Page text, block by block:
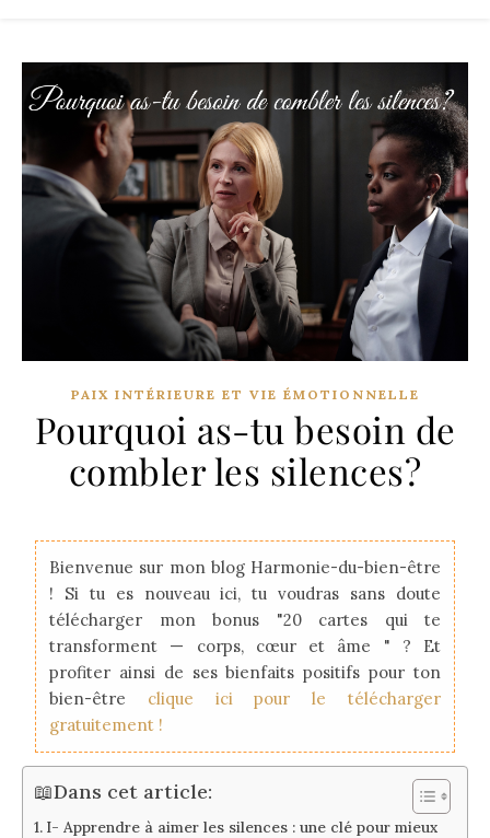
PAIX INTÉRIEURE ET VIE ÉMOTIONNELLE
Pourquoi as-tu besoin de
combler les silences?
Bienvenue sur mon blog Harmonie-du-bien-être
! Si tu es nouveau ici, tu voudras sans doute
télécharger mon bonus "20 cartes qui te
transforment — corps, cœur et âme " ? Et
profiter ainsi de ses bienfaits positifs pour ton
bien-être
clique ici pour le télécharger
gratuitement !
📖Dans cet article:
I- Apprendre à aimer les silences : une clé pour mieux